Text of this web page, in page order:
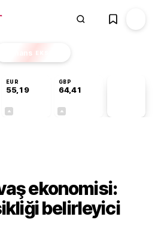
Finans EKSTRA
EUR
55,19
GBP
64,41
ekonomisi:
belirleyici